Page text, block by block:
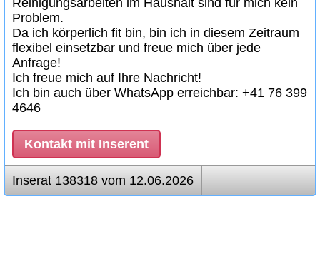
Reinigungsarbeiten im Haushalt sind für mich kein
Problem.
Da ich körperlich fit bin, bin ich in diesem Zeitraum
flexibel einsetzbar und freue mich über jede
Anfrage!
Ich freue mich auf Ihre Nachricht!
Ich bin auch über WhatsApp erreichbar: +41 76 399
4646
Kontakt mit Inserent
Inserat 138318 vom 12.06.2026